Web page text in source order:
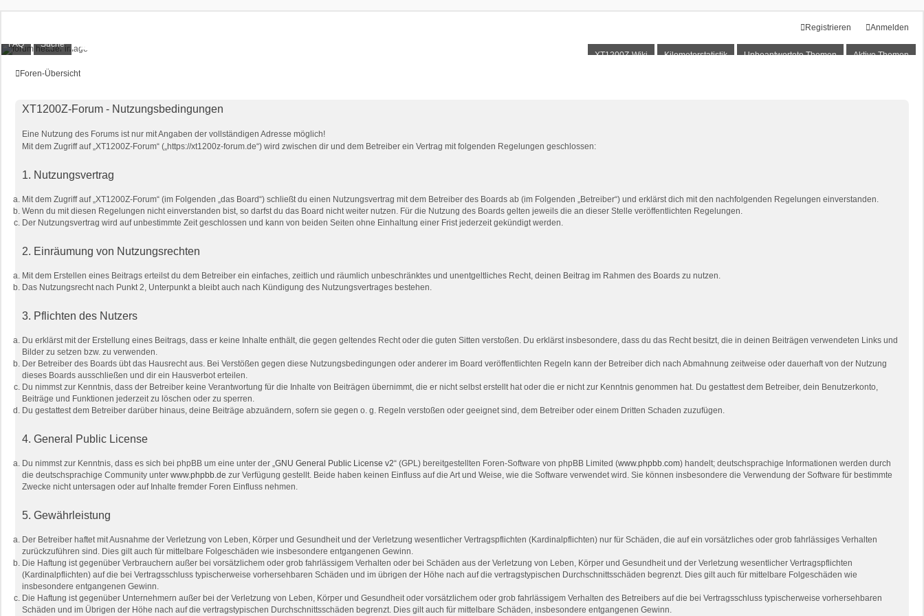
Anmelden
Registrieren
XT1200Z-Wiki Kilometerstatistik Unbeantwortete Themen Aktive Themen
XT1200Z-Forum
FAQ Suche
Foren-Übersicht
XT1200Z-Forum - Nutzungsbedingungen
Eine Nutzung des Forums ist nur mit Angaben der vollständigen Adresse möglich!
Mit dem Zugriff auf „XT1200Z-Forum“ („https://xt1200z-forum.de“) wird zwischen dir und dem Betreiber ein Vertrag mit folgenden Regelungen geschlossen:
1. Nutzungsvertrag
Mit dem Zugriff auf „XT1200Z-Forum“ (im Folgenden „das Board“) schließt du einen Nutzungsvertrag mit dem Betreiber des Boards ab (im Folgenden „Betreiber“) und erklärst dich mit den nachfolgenden Regelungen einverstanden.
Wenn du mit diesen Regelungen nicht einverstanden bist, so darfst du das Board nicht weiter nutzen. Für die Nutzung des Boards gelten jeweils die an dieser Stelle veröffentlichten Regelungen.
Der Nutzungsvertrag wird auf unbestimmte Zeit geschlossen und kann von beiden Seiten ohne Einhaltung einer Frist jederzeit gekündigt werden.
2. Einräumung von Nutzungsrechten
Mit dem Erstellen eines Beitrags erteilst du dem Betreiber ein einfaches, zeitlich und räumlich unbeschränktes und unentgeltliches Recht, deinen Beitrag im Rahmen des Boards zu nutzen.
Das Nutzungsrecht nach Punkt 2, Unterpunkt a bleibt auch nach Kündigung des Nutzungsvertrages bestehen.
3. Pflichten des Nutzers
Du erklärst mit der Erstellung eines Beitrags, dass er keine Inhalte enthält, die gegen geltendes Recht oder die guten Sitten verstoßen. Du erklärst insbesondere, dass du das Recht besitzt, die in deinen Beiträgen verwendeten Links und
Bilder zu setzen bzw. zu verwenden.
Der Betreiber des Boards übt das Hausrecht aus. Bei Verstößen gegen diese Nutzungsbedingungen oder anderer im Board veröffentlichten Regeln kann der Betreiber dich nach Abmahnung zeitweise oder dauerhaft von der Nutzung
dieses Boards ausschließen und dir ein Hausverbot erteilen.
Du nimmst zur Kenntnis, dass der Betreiber keine Verantwortung für die Inhalte von Beiträgen übernimmt, die er nicht selbst erstellt hat oder die er nicht zur Kenntnis genommen hat. Du gestattest dem Betreiber, dein Benutzerkonto,
Beiträge und Funktionen jederzeit zu löschen oder zu sperren.
Du gestattest dem Betreiber darüber hinaus, deine Beiträge abzuändern, sofern sie gegen o. g. Regeln verstoßen oder geeignet sind, dem Betreiber oder einem Dritten Schaden zuzufügen.
4. General Public License
Du nimmst zur Kenntnis, dass es sich bei phpBB um eine unter der „GNU General Public License v2“ (GPL) bereitgestellten Foren-Software von phpBB Limited (www.phpbb.com) handelt; deutschsprachige Informationen werden durch
die deutschsprachige Community unter www.phpbb.de zur Verfügung gestellt. Beide haben keinen Einfluss auf die Art und Weise, wie die Software verwendet wird. Sie können insbesondere die Verwendung der Software für bestimmte
Zwecke nicht untersagen oder auf Inhalte fremder Foren Einfluss nehmen.
5. Gewährleistung
Der Betreiber haftet mit Ausnahme der Verletzung von Leben, Körper und Gesundheit und der Verletzung wesentlicher Vertragspflichten (Kardinalpflichten) nur für Schäden, die auf ein vorsätzliches oder grob fahrlässiges Verhalten
zurückzuführen sind. Dies gilt auch für mittelbare Folgeschäden wie insbesondere entgangenen Gewinn.
Die Haftung ist gegenüber Verbrauchern außer bei vorsätzlichem oder grob fahrlässigem Verhalten oder bei Schäden aus der Verletzung von Leben, Körper und Gesundheit und der Verletzung wesentlicher Vertragspflichten
(Kardinalpflichten) auf die bei Vertragsschluss typischerweise vorhersehbaren Schäden und im übrigen der Höhe nach auf die vertragstypischen Durchschnittsschäden begrenzt. Dies gilt auch für mittelbare Folgeschäden wie
insbesondere entgangenen Gewinn.
Die Haftung ist gegenüber Unternehmern außer bei der Verletzung von Leben, Körper und Gesundheit oder vorsätzlichem oder grob fahrlässigem Verhalten des Betreibers auf die bei Vertragsschluss typischerweise vorhersehbaren
Schäden und im Übrigen der Höhe nach auf die vertragstypischen Durchschnittsschäden begrenzt. Dies gilt auch für mittelbare Schäden, insbesondere entgangenen Gewinn.